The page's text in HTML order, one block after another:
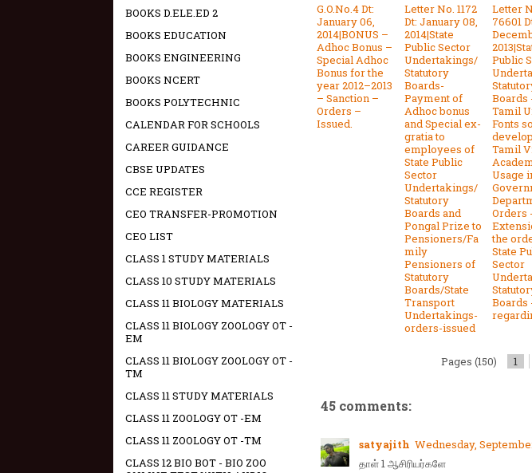
G.O.No.4 Dt:
January 06,
2014|BONUS –
Adhoc Bonus –
Special Adhoc
Bonus for the
year 2012–2013
– Sanction –
Orders –
Issued.
Letter No. 1172
Dt: January 08,
2014|State
Public Sector
Undertakings/
Statutory
Boards-
Payment of
Adhoc bonus
and Special ex-
gratia to
employees of
State Public
Sector
Undertakings/
Statutory
Boards and
Pongal Prize to
Pensioners/Fa
mily
Pensioners of
Statutory
Boards/State
Transport
Undertakings-
orders-issued
Letter
76601
Public
Boards
Tamil
Fonts
Tamil
Usage
Orders -
the
State
Sector
Boards
Pages (150) 1
45 comments:
satyajith Wednesday,
தாள் 1 ஆசிரியர்களே
BOOKS D.ELE.ED 2
BOOKS EDUCATION
BOOKS ENGINEERING
BOOKS NCERT
BOOKS POLYTECHNIC
CALENDAR FOR SCHOOLS
CAREER GUIDANCE
CBSE UPDATES
CCE REGISTER
CEO TRANSFER-PROMOTION
CEO LIST
CLASS 1 STUDY MATERIALS
CLASS 10 STUDY MATERIALS
CLASS 11 BIOLOGY MATERIALS
CLASS 11 BIOLOGY ZOOLOGY OT -
EM
CLASS 11 BIOLOGY ZOOLOGY OT -
TM
CLASS 11 STUDY MATERIALS
CLASS 11 ZOOLOGY OT -EM
CLASS 11 ZOOLOGY OT -TM
CLASS 12 BIO BOT - BIO ZOO